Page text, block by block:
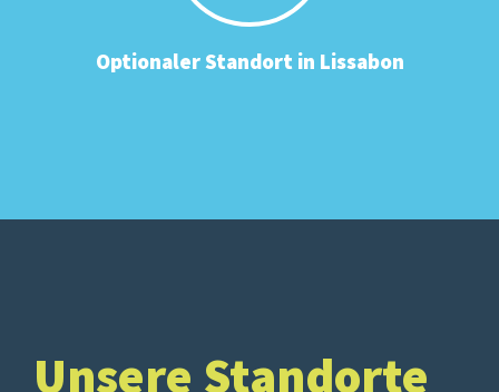
Optionaler Standort in Lissabon
Unsere Standorte